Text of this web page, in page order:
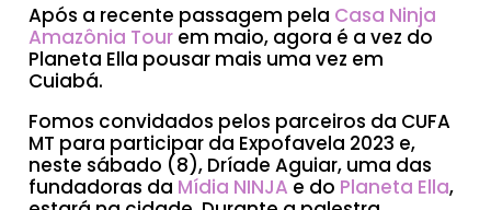
Após a recente passagem pela Casa Ninja
Amazônia Tour em maio, agora é a vez do
Planeta Ella pousar mais uma vez em
Cuiabá.
Fomos convidados pelos parceiros da CUFA
MT para participar da Expofavela 2023 e,
neste sábado (8), Dríade Aguiar, uma das
fundadoras da Mídia NINJA e do Planeta Ella,